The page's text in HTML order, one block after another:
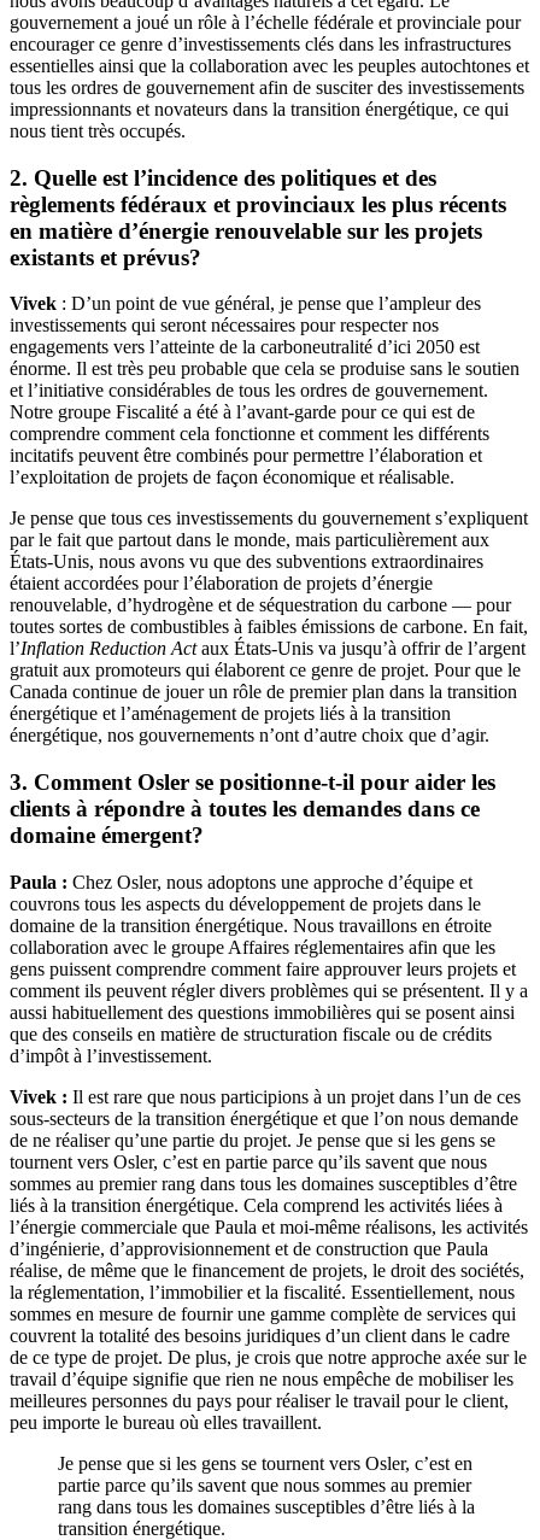
gouvernement a joué un rôle à l’échelle fédérale et provinciale pour
encourager ce genre d’investissements clés dans les infrastructures
essentielles ainsi que la collaboration avec les peuples autochtones et
tous les ordres de gouvernement afin de susciter des investissements
impressionnants et novateurs dans la transition énergétique, ce qui
nous tient très occupés.
2. Quelle est l’incidence des politiques et des
règlements fédéraux et provinciaux les plus récents
en matière d’énergie renouvelable sur les projets
existants et prévus?
Vivek : D’un point de vue général, je pense que l’ampleur des
investissements qui seront nécessaires pour respecter nos
engagements vers l’atteinte de la carboneutralité d’ici 2050 est
énorme. Il est très peu probable que cela se produise sans le soutien
et l’initiative considérables de tous les ordres de gouvernement.
Notre groupe Fiscalité a été à l’avant-garde pour ce qui est de
comprendre comment cela fonctionne et comment les différents
incitatifs peuvent être combinés pour permettre l’élaboration et
l’exploitation de projets de façon économique et réalisable.
Je pense que tous ces investissements du gouvernement s’expliquent
par le fait que partout dans le monde, mais particulièrement aux
États-Unis, nous avons vu que des subventions extraordinaires
étaient accordées pour l’élaboration de projets d’énergie
renouvelable, d’hydrogène et de séquestration du carbone — pour
toutes sortes de combustibles à faibles émissions de carbone. En fait,
l’Inflation Reduction Actaux États-Unis va jusqu’à offrir de l’argent
gratuit aux promoteurs qui élaborent ce genre de projet. Pour que le
Canada continue de jouer un rôle de premier plan dans la transition
énergétique et l’aménagement de projets liés à la transition
énergétique, nos gouvernements n’ont d’autre choix que d’agir.
3. Comment Osler se positionne-t-il pour aider les
clients à répondre à toutes les demandes dans ce
domaine émergent?
Paula : Chez Osler, nous adoptons une approche d’équipe et
couvrons tous les aspects du développement de projets dans le
domaine de la transition énergétique. Nous travaillons en étroite
collaboration avec le groupe Affaires réglementaires afin que les
gens puissent comprendre comment faire approuver leurs projets et
comment ils peuvent régler divers problèmes qui se présentent. Il y a
aussi habituellement des questions immobilières qui se posent ainsi
que des conseils en matière de structuration fiscale ou de crédits
d’impôt à l’investissement.
Vivek : Il est rare que nous participions à un projet dans l’un de ces
sous-secteurs de la transition énergétique et que l’on nous demande
de ne réaliser qu’une partie du projet. Je pense que si les gens se
tournent vers Osler, c’est en partie parce qu’ils savent que nous
sommes au premier rang dans tous les domaines susceptibles d’être
liés à la transition énergétique. Cela comprend les activités liées à
l’énergie commerciale que Paula et moi-même réalisons, les activités
d’ingénierie, d’approvisionnement et de construction que Paula
réalise, de même que le financement de projets, le droit des sociétés,
la réglementation, l’immobilier et la fiscalité. Essentiellement, nous
sommes en mesure de fournir une gamme complète de services qui
couvrent la totalité des besoins juridiques d’un client dans le cadre
de ce type de projet. De plus, je crois que notre approche axée sur le
travail d’équipe signifie que rien ne nous empêche de mobiliser les
meilleures personnes du pays pour réaliser le travail pour le client,
peu importe le bureau où elles travaillent.
Je pense que si les gens se tournent vers Osler, c’est en
partie parce qu’ils savent que nous sommes au premier
rang dans tous les domaines susceptibles d’être liés à la
transition énergétique.